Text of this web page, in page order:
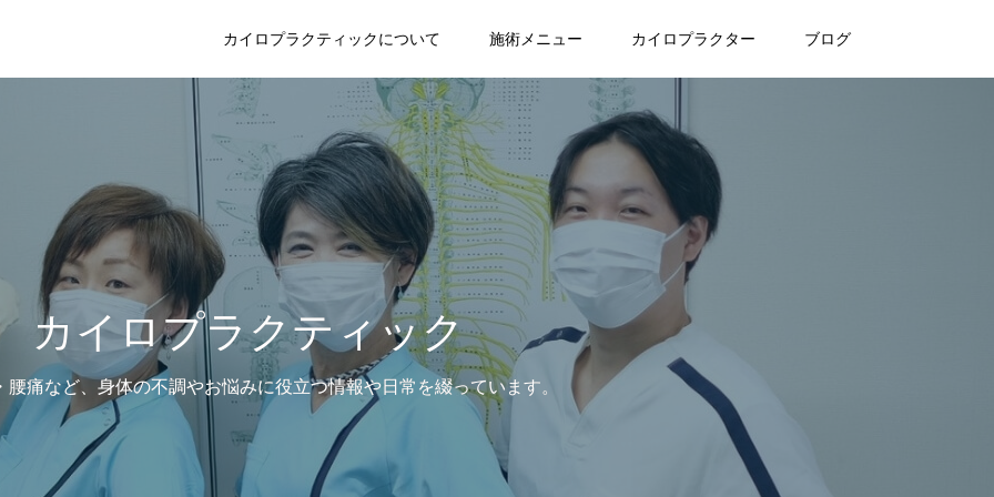
カイロプラクティックについて 施術メニュー カイロプラクター ブログ
カイロプラクティック
腰痛など、身体の不調やお悩みに役立つ情報や日常を綴っています。